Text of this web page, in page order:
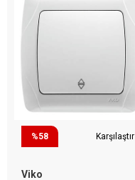
%58 Karşılaştır
Viko